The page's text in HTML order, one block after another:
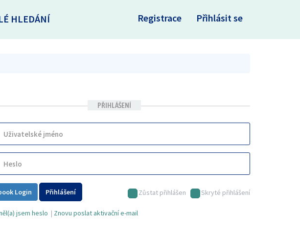
HLEDÁNÍ Registrace Přihlásit se
PŘIHLÁŠENÍ
Zůstat přihlášen Skryté přihlášení
Login Přihlášení
jsem heslo | Znovu poslat aktivační e-mail